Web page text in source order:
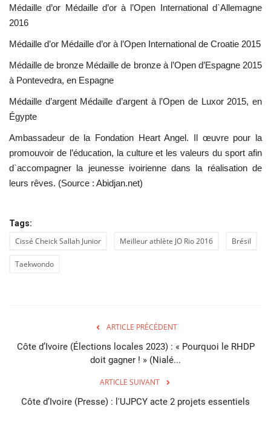
Médaille d’or Médaille d’or à l’Open International d`Allemagne
2016
Médaille d’or Médaille d’or à l’Open International de Croatie 2015
Médaille de bronze Médaille de bronze à l’Open d’Espagne 2015
à Pontevedra, en Espagne
Médaille d’argent Médaille d’argent à l’Open de Luxor 2015, en
Égypte
Ambassadeur de la Fondation Heart Angel. Il œuvre pour la
promouvoir de l’éducation, la culture et les valeurs du sport afin
d`accompagner la jeunesse ivoirienne dans la réalisation de
leurs rêves. (Source : Abidjan.net)
Tags:
Cissé Cheick Sallah Junior Meilleur athlète JO Rio 2016 Brésil
Taekwondo
ARTICLE PRÉCÉDENT
Côte d’Ivoire (Élections locales 2023) : « Pourquoi le RHDP
doit gagner ! » (Nialé...
ARTICLE SUIVANT
Côte d’Ivoire (Presse) : l'UJPCY acte 2 projets essentiels